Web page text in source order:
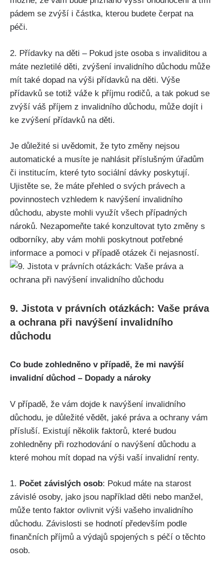
pádem se zvýší i částka, kterou budete čerpat na
péči.
2. Přídavky na děti – Pokud jste osoba s invaliditou a
máte nezletilé děti, zvýšení invalidního důchodu může
mít také dopad na výši přídavků na děti. Výše
přídavků se totiž váže k příjmu rodičů, a tak pokud se
zvýší váš příjem z invalidního důchodu, může dojít i
ke zvýšení přídavků na děti.
Je důležité si uvědomit, že tyto změny nejsou
automatické a musíte je nahlásit příslušným úřadům
či institucím, které tyto sociální dávky poskytují.
Ujistěte se, že máte přehled o svých právech a
povinnostech vzhledem k navýšení invalidního
důchodu, abyste mohli využít všech případných
nároků. Nezapomeňte také konzultovat tyto změny s
odborníky, aby vám mohli poskytnout potřebné
informace a pomoci v případě otázek či nejasností.
9. Jistota v právních otázkách: Vaše práva
a ochrana při navýšení invalidního
důchodu
Co bude zohledněno v případě, že mi navýší
invalidní důchod – Dopady a nároky
V případě, že vám dojde k navýšení invalidního
důchodu, je důležité vědět, jaké práva a ochrany vám
přísluší. Existují několik faktorů, které budou
zohledněny při rozhodování o navýšení důchodu a
které mohou mít dopad na výši vaší invalidní renty.
1. Počet závislých osob: Pokud máte na starost
závislé osoby, jako jsou například děti nebo manžel,
může tento faktor ovlivnit výši vašeho invalidního
důchodu. Závislosti se hodnotí především podle
finančních příjmů a výdajů spojených s péčí o těchto
osob.